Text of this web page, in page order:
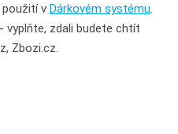
použití v Dárkovém systému
- vyplňte, zdali budete chtít
Zbozi.cz.